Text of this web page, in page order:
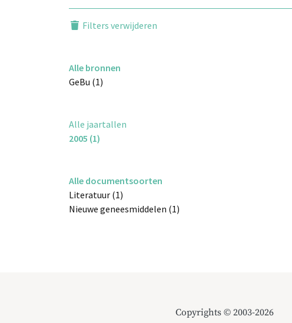
Filters verwijderen
Alle bronnen
GeBu (1)
Alle jaartallen
2005 (1)
Alle documentsoorten
Literatuur (1)
Nieuwe geneesmiddelen (1)
Copyrights © 2003-2026